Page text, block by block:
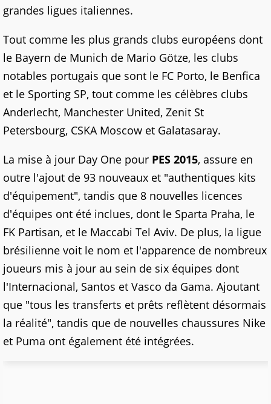
grandes ligues italiennes.
Tout comme les plus grands clubs européens dont
le Bayern de Munich de Mario Götze, les clubs
notables portugais que sont le FC Porto, le Benfica
et le Sporting SP, tout comme les célèbres clubs
Anderlecht, Manchester United, Zenit St
Petersbourg, CSKA Moscow et Galatasaray.
La mise à jour Day One pour PES 2015, assure en
outre l'ajout de 93 nouveaux et "authentiques kits
d'équipement", tandis que 8 nouvelles licences
d'équipes ont été inclues, dont le Sparta Praha, le
FK Partisan, et le Maccabi Tel Aviv. De plus, la ligue
brésilienne voit le nom et l'apparence de nombreux
joueurs mis à jour au sein de six équipes dont
l'Internacional, Santos et Vasco da Gama. Ajoutant
que "tous les transferts et prêts reflètent désormais
la réalité", tandis que de nouvelles chaussures Nike
et Puma ont également été intégrées.